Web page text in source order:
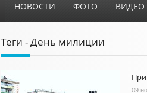
НОВОСТИ ФОТО ВИДЕО
Теги - День милиции
09